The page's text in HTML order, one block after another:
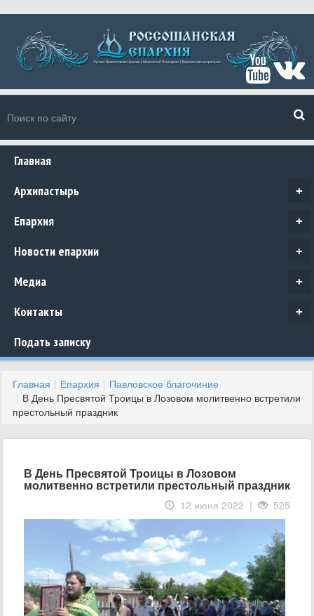
Главная
+
Архипастырь
+
Епархия
+
Новости епархии
+
Медиа
+
Контакты
Подать записку
Главная Епархия
Павловское благочиние
В День Пресвятой Троицы в Лозовом молитвенно встретили
престольный праздник
В День Пресвятой Троицы в Лозовом
молитвенно встретили престольный праздник
12 июня 2022 | 525